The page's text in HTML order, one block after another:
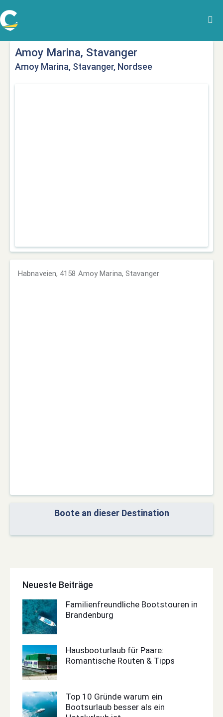
Amoy Marina, Stavanger
Amoy Marina, Stavanger, Nordsee
Habnaveien, 4158 Amoy Marina, Stavanger
Boote an dieser Destination
Neueste Beiträge
Familienfreundliche Bootstouren in
Brandenburg
Hausbooturlaub für Paare:
Romantische Routen & Tipps
Top 10 Gründe warum ein
Bootsurlaub besser als ein